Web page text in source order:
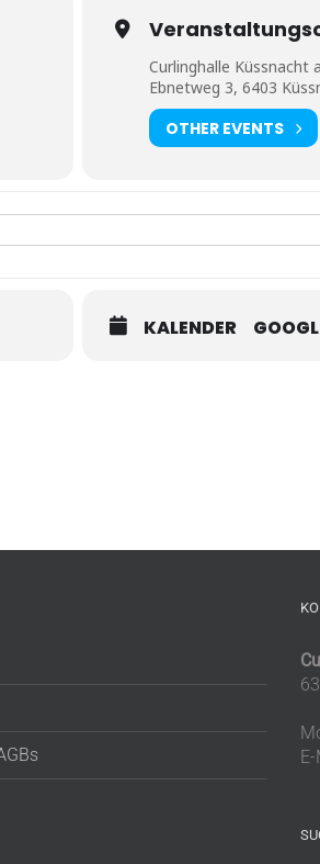
Curlinghalle Küssnacht
Ebnetweg 3, 6403
OTHER EVENTS
[I9LBG2Ckn]
KALENDER